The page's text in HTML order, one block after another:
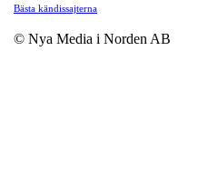
Bästa kändissajterna
© Nya Media i Norden AB